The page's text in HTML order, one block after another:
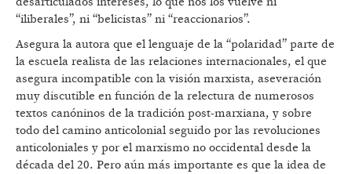
“iliberales”, ni “belicistas” ni “reaccionarios”.
Asegura la autora que el lenguaje de la “polaridad” parte de
la escuela realista de las relaciones internacionales, el que
asegura incompatible con la visión marxista, aseveración
muy discutible en función de la relectura de numerosos
textos canóninos de la tradición post-marxiana, y sobre
todo del camino anticolonial seguido por las revoluciones
anticoloniales y por el marxismo no occidental desde la
década del 20. Pero aún más importante es que la idea de